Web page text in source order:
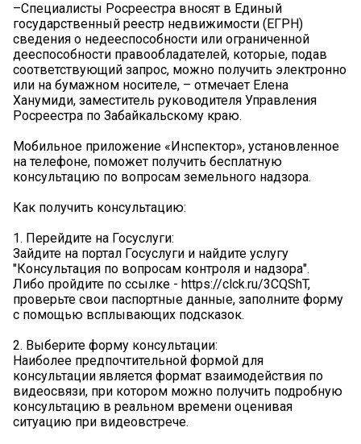
–Специалисты Росреестра вносят в Единый
государственный реестр недвижимости (ЕГРН)
сведения о недееспособности или ограниченной
дееспособности правообладателей, которые, подав
соответствующий запрос, можно получить электронно
или на бумажном носителе, – отмечает Елена
Ханумиди, заместитель руководителя Управления
Росреестра по Забайкальскому краю.
Мобильное приложение «Инспектор», установленное
на телефоне, поможет получить бесплатную
консультацию по вопросам земельного надзора.
Как получить консультацию:
1. Перейдите на Госуслуги:
Зайдите на портал Госуслуги и найдите услугу
"Консультация по вопросам контроля и надзора".
Либо пройдите по ссылке - https://clck.ru/3CQShT,
проверьте свои паспортные данные, заполните форму
с помощью всплывающих подсказок.
2. Выберите форму консультации:
Наиболее предпочтительной формой для
консультации является формат взаимодействия по
видеосвязи, при котором можно получить подробную
консультацию в реальном времени оценивая
ситуацию при видеовстрече.